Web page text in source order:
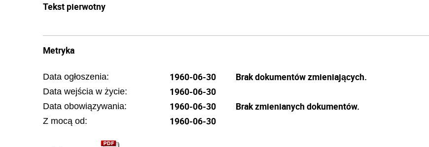
Tekst pierwotny
Metryka
Data ogłoszenia: 1960-06-30
Data wejścia w życie: 1960-06-30
Data obowiązywania: 1960-06-30
Z mocą od: 1960-06-30
Brak dokumentów zmieniających.
Brak zmienianych dokumentów.